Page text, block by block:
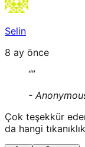
Selin
8 ay önce
“”
-
Çok teşekkür
da hangi